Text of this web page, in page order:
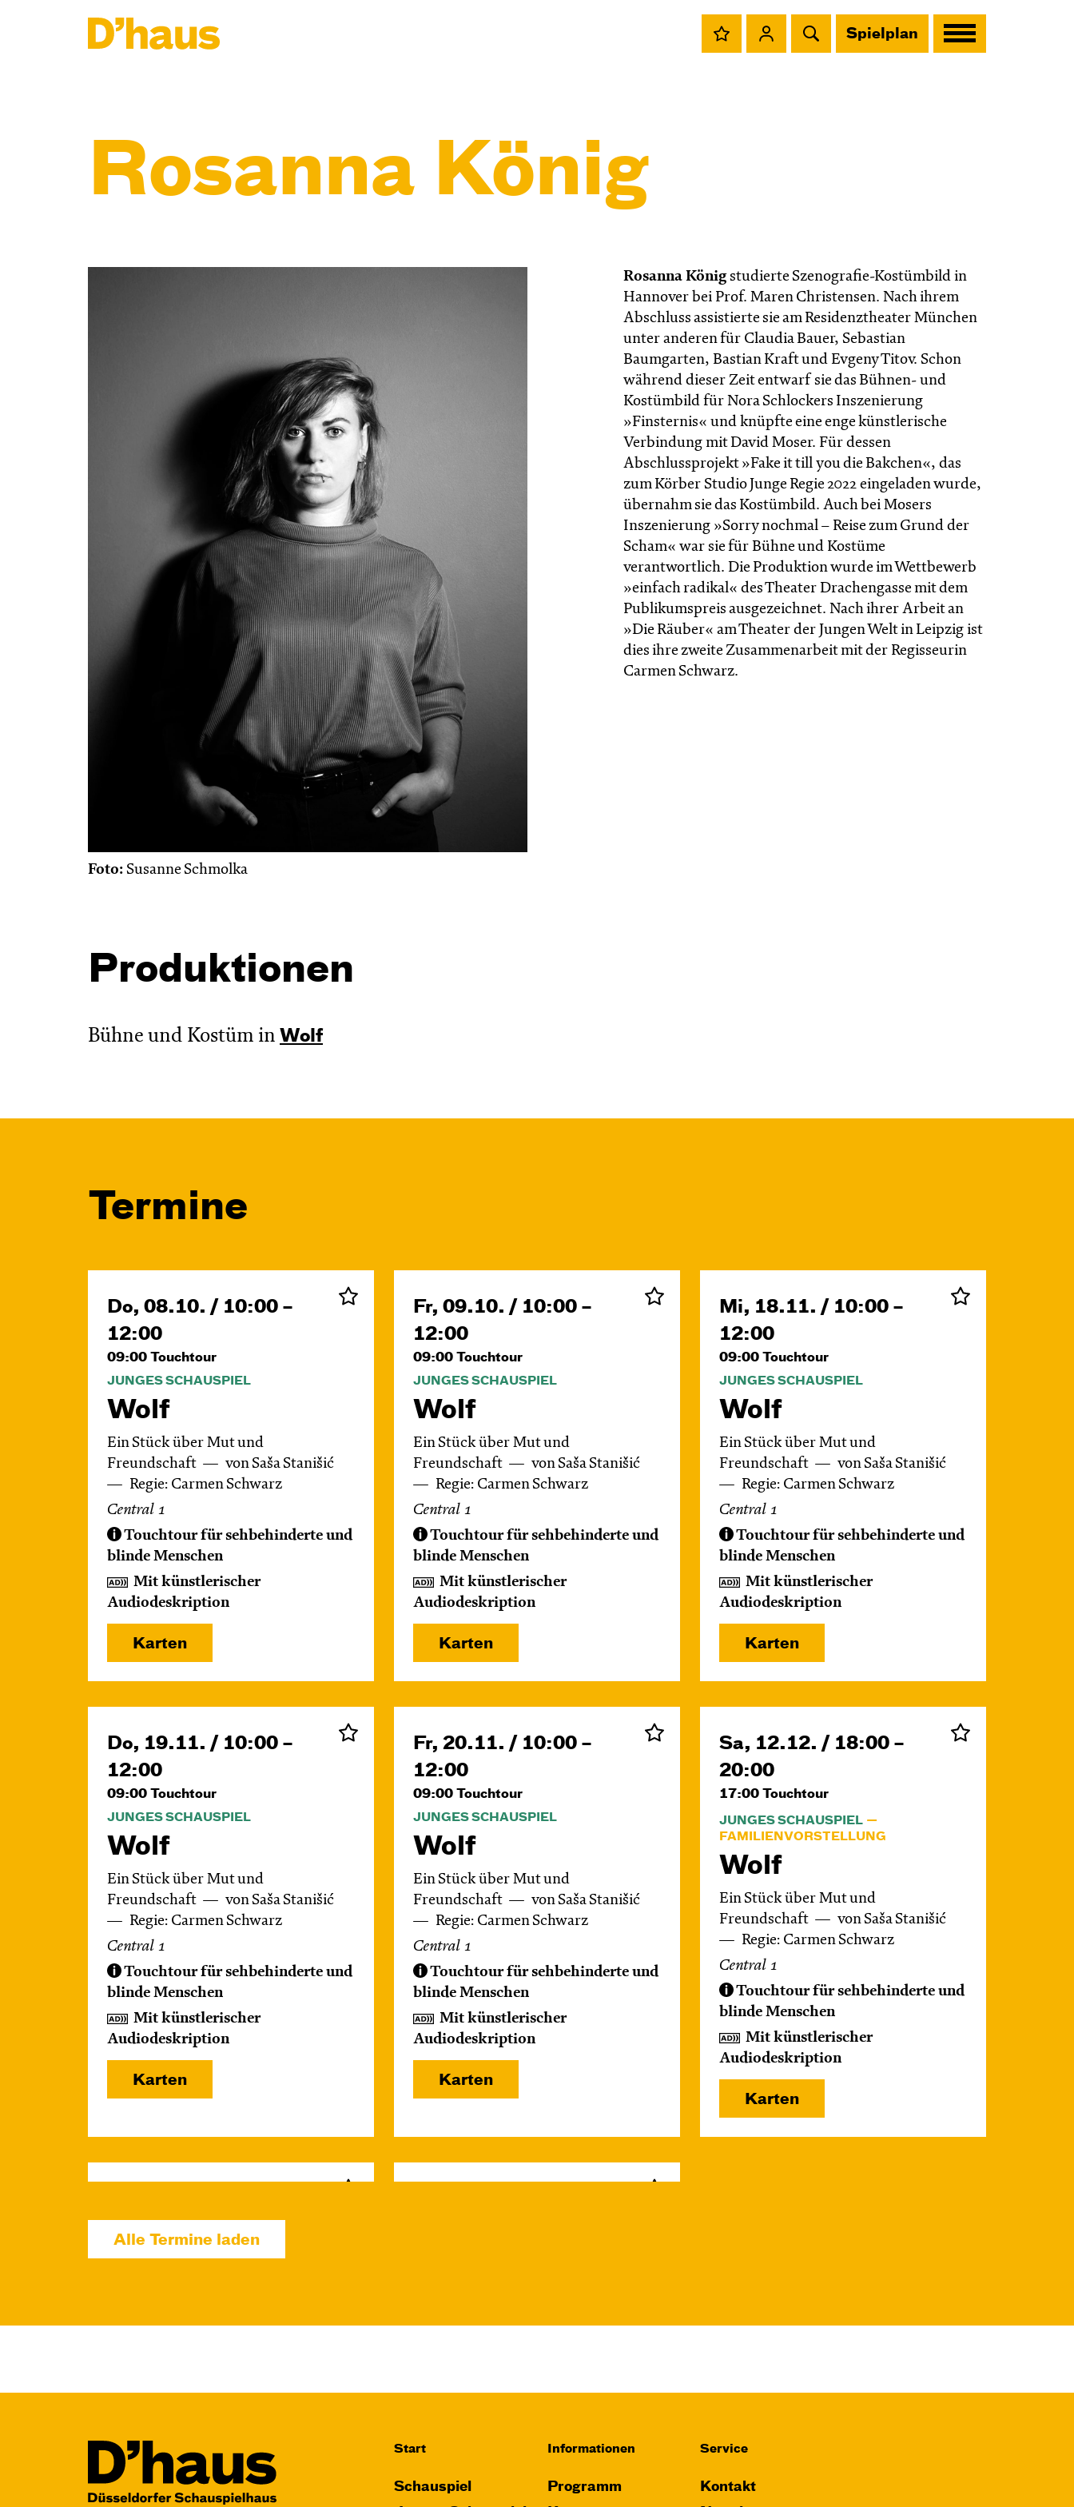
Spielplan
Rosanna König
Foto: Susanne Schmolka
Rosanna Königstudierte Szenografie-Kostümbild in
Hannover bei Prof. Maren Christensen. Nach ihrem
Abschluss assistierte sie am Residenztheater München
unter anderen für Claudia Bauer, Sebastian
Baumgarten, Bastian Kraft und Evgeny Titov. Schon
während dieser Zeit entwarf sie das Bühnen- und
Kostümbild für Nora Schlockers Inszenierung
»Finsternis« und knüpfte eine enge künstlerische
Verbindung mit David Moser. Für dessen
Abschlussprojekt »Fake it till you die Bakchen«, das
zum Körber Studio Junge Regie 2022 eingeladen wurde,
übernahm sie das Kostümbild. Auch bei Mosers
Inszenierung »Sorry nochmal – Reise zum Grund der
Scham« war sie für Bühne und Kostüme
verantwortlich. Die Produktion wurde im Wettbewerb
»einfach radikal« des Theater Drachengasse mit dem
Publikumspreis ausgezeichnet. Nach ihrer Arbeit an
»Die Räuber« am Theater der Jungen Welt in Leipzig ist
dies ihre zweite Zusammenarbeit mit der Regisseurin
Carmen Schwarz.
Produktionen
Bühne und Kostüm in Wolf
Termine
Do, 08.10. / 10:00 –
12:00
09:00 Touchtour
JUNGES SCHAUSPIEL
Wolf
Ein Stück über Mut und
Freundschaft
von Saša Stanišić
Regie: Carmen Schwarz
Central 1
Touchtour für sehbehinderte und
blinde Menschen
Mit künstlerischer
Audiodeskription
Karten
Fr, 09.10. / 10:00 –
12:00
09:00 Touchtour
JUNGES SCHAUSPIEL
Wolf
Ein Stück über Mut und
Freundschaft
von Saša Stanišić
Regie: Carmen Schwarz
Central 1
Touchtour für sehbehinderte und
blinde Menschen
Mit künstlerischer
Audiodeskription
Karten
Mi, 18.11. / 10:00 –
12:00
09:00 Touchtour
JUNGES SCHAUSPIEL
Wolf
Ein Stück über Mut und
Freundschaft
von Saša Stanišić
Regie: Carmen Schwarz
Central 1
Touchtour für sehbehinderte und
blinde Menschen
Mit künstlerischer
Audiodeskription
Karten
Do, 19.11. / 10:00 –
12:00
09:00 Touchtour
JUNGES SCHAUSPIEL
Wolf
Ein Stück über Mut und
Freundschaft
von Saša Stanišić
Regie: Carmen Schwarz
Central 1
Touchtour für sehbehinderte und
blinde Menschen
Mit künstlerischer
Audiodeskription
Karten
Fr, 20.11. / 10:00 –
12:00
09:00 Touchtour
JUNGES SCHAUSPIEL
Wolf
Ein Stück über Mut und
Freundschaft
von Saša Stanišić
Regie: Carmen Schwarz
Central 1
Touchtour für sehbehinderte und
blinde Menschen
Mit künstlerischer
Audiodeskription
Karten
Sa, 12.12. / 18:00 –
20:00
17:00 Touchtour
JUNGES SCHAUSPIEL
FAMILIENVORSTELLUNG
Wolf
Ein Stück über Mut und
Freundschaft
von Saša Stanišić
Regie: Carmen Schwarz
Central 1
Touchtour für sehbehinderte und
blinde Menschen
Mit künstlerischer
Audiodeskription
Karten
blinde Menschen
Mit künstlerischer
Audiodeskription
blinde Menschen
Audiodeskription
Alle Termine laden
Start
Schauspiel
Informationen
Programm
Service
Kontakt